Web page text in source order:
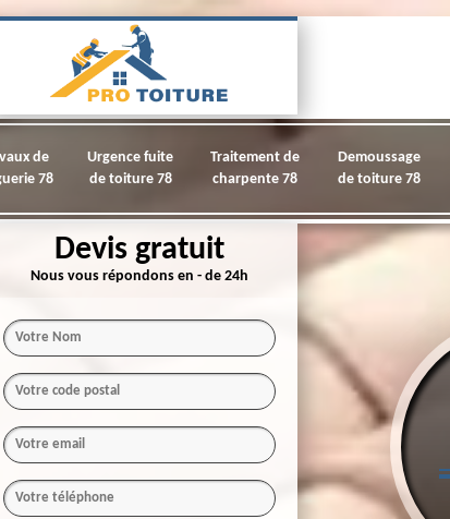
de
78
Urgence fuite
de toiture 78
Traitement de
charpente 78
Demoussage
de toiture 78
Devis gratuit
Nous vous répondons en - de 24h